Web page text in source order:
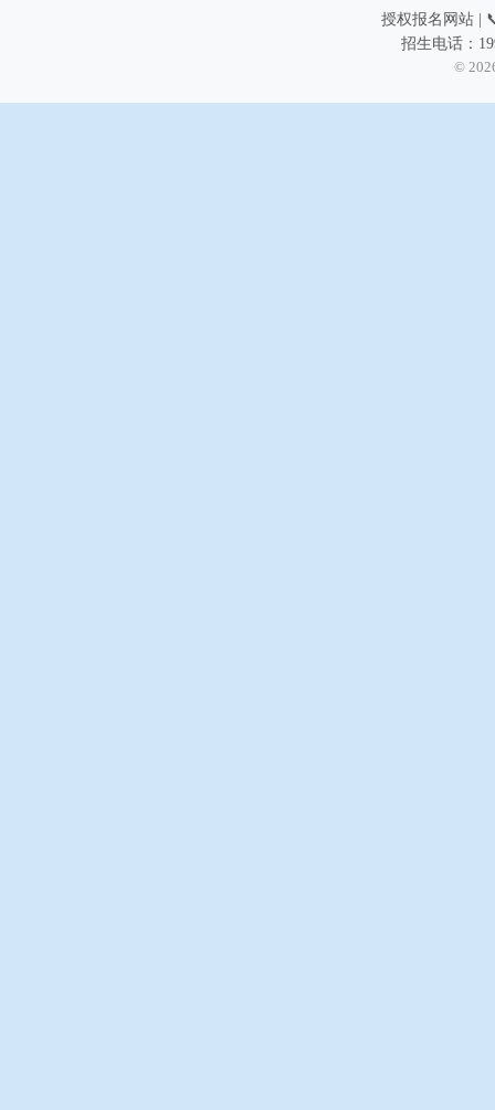
授权报名网站 |
招生电话：
©